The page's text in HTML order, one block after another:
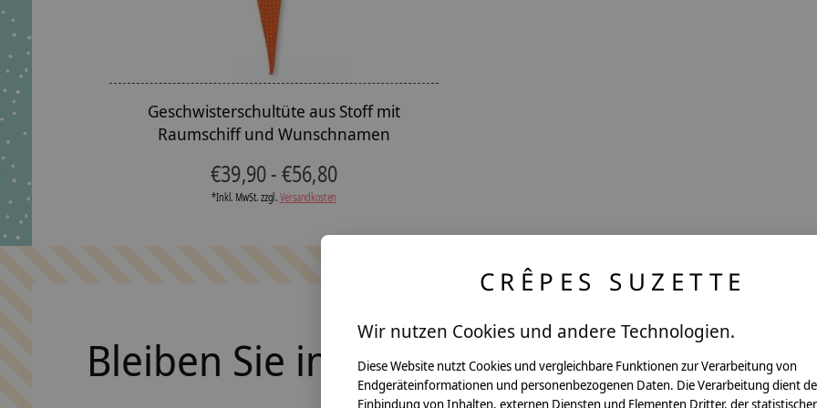
Geschwisterschultüte aus Stoff mit
Raumschiff und Wunschnamen
€39,90 - €56,80
*Inkl. MwSt. zzgl.Versandkosten
Bleiben Sie in Kontakt
CRÊPES SUZETTE
Wir nutzen Cookies und andere Technologien.
Diese Website nutzt Cookies und vergleichbare Funktionen zur Verarbeitung von
Endgeräteinformationen und personenbezogenen Daten. Die Verarbeitung dient
Einbindung von Inhalten, externen Diensten und Elementen Dritter, der